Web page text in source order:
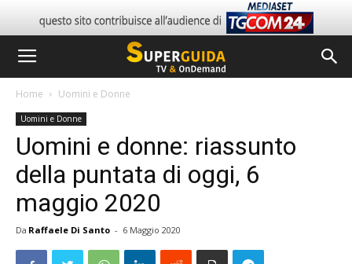
Home Uomini e Donne
Uomini e Donne
Uomini e donne: riassunto
della puntata di oggi, 6
maggio 2020
Da Raffaele Di Santo - 6 Maggio 2020